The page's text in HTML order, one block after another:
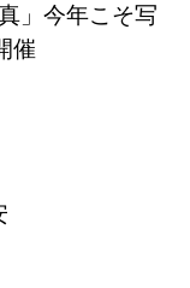
」今年こそ写
催